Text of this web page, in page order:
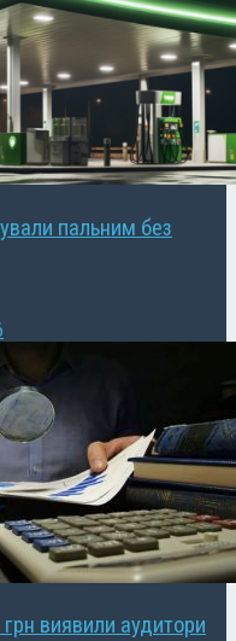
пальним без
виявили аудитори